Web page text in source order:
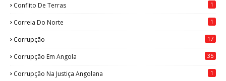
Conflito De Terras 1
Correia Do Norte 1
Corrupção 17
Corrupção Em Angola 35
Corrupção Na Justiça Angolana 1